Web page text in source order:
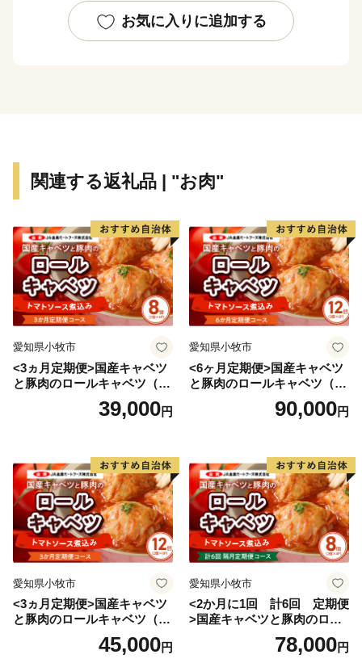
主な産業は農業です。
安達太良山を源流とする安達太良川、百日川、杉田川の
いぐねの「い」は「居」で家を、「くね」は「久根」で
屋敷を取り囲む屋敷林は、防風・防雪林としてなくては
ならないものです。安達太良山から吹き付けられる風を
考慮した先人の知恵になります。
この「居久根」を有した風景の美しさから、2014年に
「日本で最も美しい村」連合に加盟を果たしました。
お気に入りに追加する
関連する返礼品 | "お肉"
愛知県小牧市
<3ヵ月定期便>国産キャベツ
と豚肉のロールキャベツ（4P
39,000円
愛知県小牧市
<6ヶ月定期便>国産キャベツ
と豚肉のロールキャベツ（6P
90,000円
愛知県小牧市
<3ヵ月定期便>国産キャベツ
と豚肉のロールキャベツ（6P
45,000円
愛知県小牧市
<2か月に1回 計6回 定期便
>国産キャベツと豚肉のロー
ルキャベツ（4P入り）
78,000円